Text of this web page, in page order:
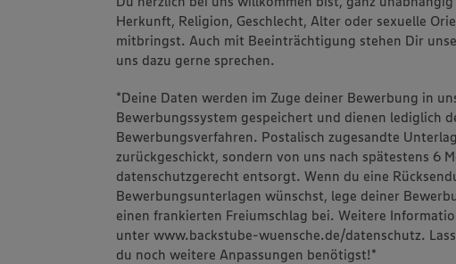
Herkunft, Religion, Geschlecht, Alter oder sexuelle
mitbringst. Auch mit Beeinträchtigung stehen Dir
uns dazu gerne sprechen.
*Deine Daten werden im Zuge deiner Bewerbung in
Bewerbungssystem gespeichert und dienen lediglich
Bewerbungsverfahren. Postalisch zugesandte
zurückgeschickt, sondern von uns nach spätestens 6
datenschutzgerecht entsorgt. Wenn du eine
Bewerbungsunterlagen wünschst, lege deiner
einen frankierten Freiumschlag bei. Weitere
unter www.backstube-wuensche.de/datenschutz.
du noch weitere Anpassungen benötigst!*